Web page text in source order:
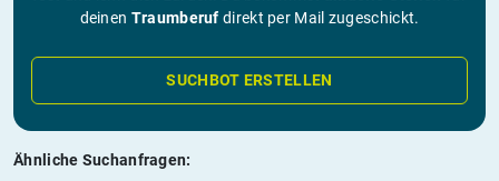
deinen Traumberuf direkt per Mail zugeschickt.
SUCHBOT ERSTELLEN
Ähnliche Suchanfragen: